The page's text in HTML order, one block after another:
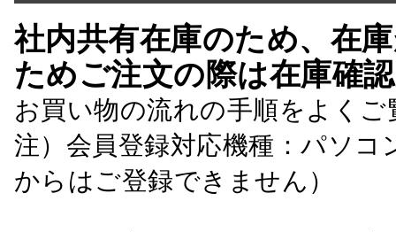
社内共有在庫のため、在
ためご注文の際は在庫確
お買い物の流れの手順をよくご
注）会員登録対応機種：パソ
からはご登録できません）